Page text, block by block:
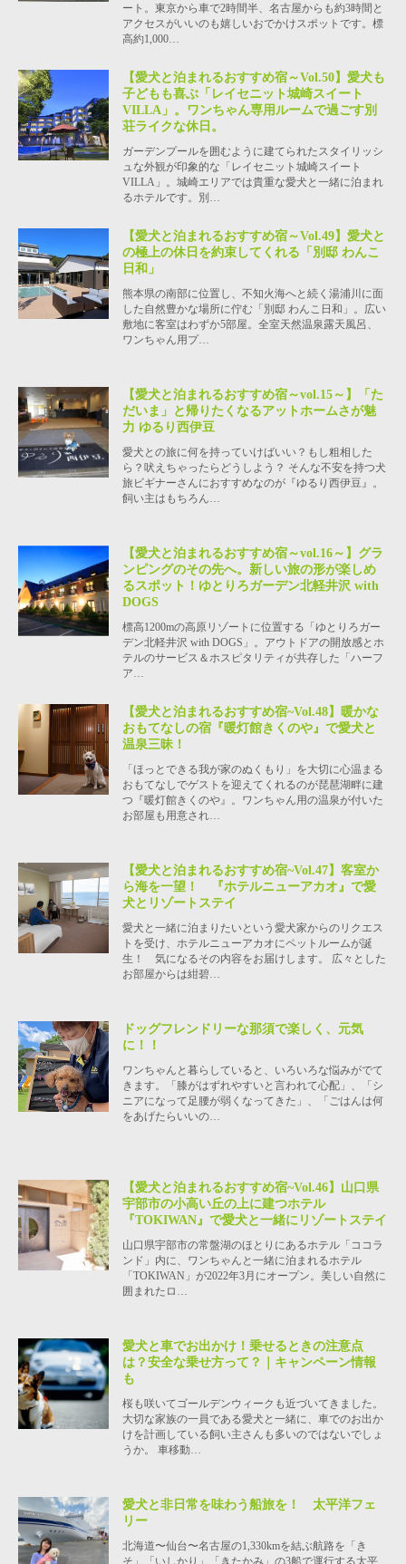
ート。東京から車で2時間半、名古屋からも約3時間と
アクセスがいいのも嬉しいおでかけスポットです。標
高約1,000…
【愛犬と泊まれるおすすめ宿～Vol.50】愛犬も
子どもも喜ぶ「レイセニット城崎スイート
VILLA」。ワンちゃん専用ルームで過ごす別
荘ライクな休日。
ガーデンプールを囲むように建てられたスタイリッシ
ュな外観が印象的な「レイセニット城崎スイート
VILLA」。城崎エリアでは貴重な愛犬と一緒に泊まれ
るホテルです。別…
【愛犬と泊まれるおすすめ宿～Vol.49】愛犬と
の極上の休日を約束してくれる「別邸 わんこ
日和」
熊本県の南部に位置し、不知火海へと続く湯浦川に面
した自然豊かな場所に佇む「別邸 わんこ日和」。広い
敷地に客室はわずか5部屋。全室天然温泉露天風呂、
ワンちゃん用プ…
【愛犬と泊まれるおすすめ宿～vol.15～】「た
だいま」と帰りたくなるアットホームさが魅
力 ゆるり西伊豆
愛犬との旅に何を持っていけばいい？もし粗相した
ら？吠えちゃったらどうしよう？ そんな不安を持つ犬
旅ビギナーさんにおすすめなのが『ゆるり西伊豆』。
飼い主はもちろん…
【愛犬と泊まれるおすすめ宿～vol.16～】グラ
ンピングのその先へ。新しい旅の形が楽しめ
るスポット！ゆとりろガーデン北軽井沢 with
DOGS
標高1200mの高原リゾートに位置する「ゆとりろガー
デン北軽井沢 with DOGS」。アウトドアの開放感とホ
テルのサービス＆ホスピタリティが共存した「ハーフ
ア…
【愛犬と泊まれるおすすめ宿~Vol.48】暖かな
おもてなしの宿『暖灯館きくのや』で愛犬と
温泉三昧！
「ほっとできる我が家のぬくもり」を大切に心温まる
おもてなしでゲストを迎えてくれるのが琵琶湖畔に建
つ『暖灯館きくのや』。ワンちゃん用の温泉が付いた
お部屋も用意され…
【愛犬と泊まれるおすすめ宿~Vol.47】客室か
ら海を一望！ 『ホテルニューアカオ』で愛
犬とリゾートステイ
愛犬と一緒に泊まりたいという愛犬家からのリクエス
トを受け、ホテルニューアカオにペットルームが誕
生！ 気になるその内容をお届けします。 広々とした
お部屋からは紺碧…
ドッグフレンドリーな那須で楽しく、元気
に！！
ワンちゃんと暮らしていると、いろいろな悩みがでて
きます。「膝がはずれやすいと言われて心配」、「シ
ニアになって足腰が弱くなってきた」、「ごはんは何
をあげたらいいの…
【愛犬と泊まれるおすすめ宿~Vol.46】山口県
宇部市の小高い丘の上に建つホテル
『TOKIWAN』で愛犬と一緒にリゾートステイ
山口県宇部市の常盤湖のほとりにあるホテル「ココラ
ンド」内に、ワンちゃんと一緒に泊まれるホテル
「TOKIWAN」が2022年3月にオープン。美しい自然に
囲まれたロ…
愛犬と車でお出かけ！乗せるときの注意点
は？安全な乗せ方って？｜キャンペーン情報
も
桜も咲いてゴールデンウィークも近づいてきました。
大切な家族の一員である愛犬と一緒に、車でのお出か
けを計画している飼い主さんも多いのではないでしょ
うか。 車移動…
愛犬と非日常を味わう船旅を！ 太平洋フェ
リー
北海道〜仙台〜名古屋の1,330kmを結ぶ航路を「き
そ」「いしかり」「きたかみ」の3船で運行する太平